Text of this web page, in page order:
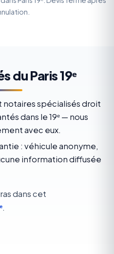
du Paris 19ᵉ
notaires spécialisés droit
dans le 19ᵉ — nous
avec eux.
: véhicule anonyme,
information diffusée
dans cet
.